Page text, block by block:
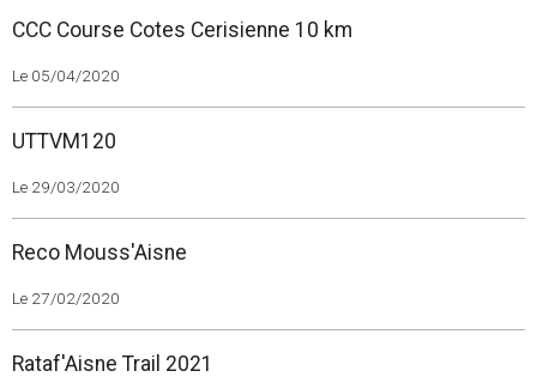
CCC Course Cotes Cerisienne 10 km
Le 05/04/2020
UTTVM120
Le 29/03/2020
Reco Mouss'Aisne
Le 27/02/2020
Rataf'Aisne Trail 2021